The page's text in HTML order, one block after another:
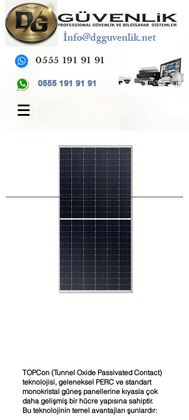
İnfo@dgguvenlik.net
0555 191 91 91
0555 191 91 91
TOPCon (Tunnel Oxide Passivated Contact)
teknolojisi, geleneksel PERC ve standart
monokristal güneş panellerine kıyasla çok
daha gelişmiş bir hücre yapısına sahiptir.
Bu teknolojinin temel avantajları şunlardır: